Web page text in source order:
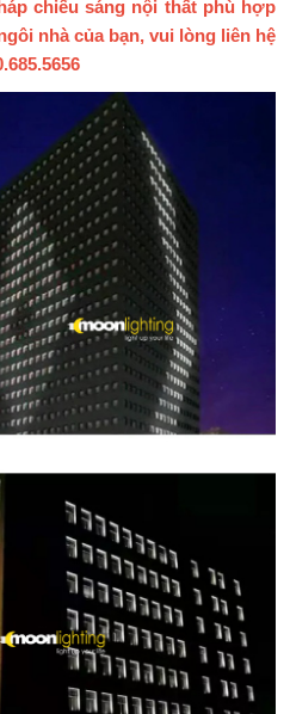
chiếu sáng nội thất phù hợp
nhà của bạn, vui lòng liên hệ